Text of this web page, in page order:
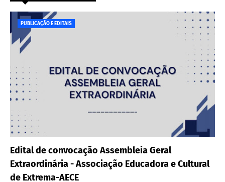
PUBLICAÇÃO E EDITAIS
Edital de convocação Assembleia Geral
Extraordinária - Associação Educadora e Cultural
de Extrema-AECE